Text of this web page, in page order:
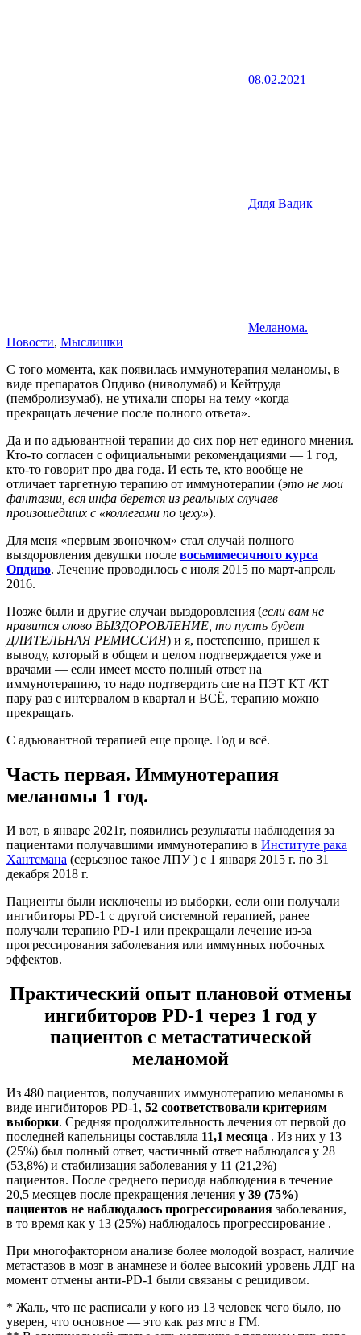
08.02.2021
Дядя Вадик
Меланома.
Новости, Мыслишки
С того момента, как появилась иммунотерапия меланомы, в
виде препаратов Опдиво (ниволумаб) и Кейтруда
(пембролизумаб), не утихали споры на тему «когда
прекращать лечение после полного ответа».
Да и по адъювантной терапии до сих пор нет единого мнения.
Кто-то согласен с официальными рекомендациями — 1 год,
кто-то говорит про два года. И есть те, кто вообще не
отличает таргетную терапию от иммунотерапии (это не мои
фантазии, вся инфа берется из реальных случаев
произошедших с «коллегами по цеху»).
Для меня «первым звоночком» стал случай полного
выздоровления девушки после восьмимесячного курса
Опдиво. Лечение проводилось с июля 2015 по март-апрель
2016.
Позже были и другие случаи выздоровления (если вам не
нравится слово ВЫЗДОРОВЛЕНИЕ, то пусть будет
ДЛИТЕЛЬНАЯ РЕМИССИЯ) и я, постепенно, пришел к
выводу, который в общем и целом подтверждается уже и
врачами — если имеет место полный ответ на
иммунотерапию, то надо подтвердить сие на ПЭТ КТ /КТ
пару раз с интервалом в квартал и ВСЁ, терапию можно
прекращать.
С адъювантной терапией еще проще. Год и всё.
Часть первая. Иммунотерапия
меланомы 1 год.
И вот, в январе 2021г, появились результаты наблюдения за
пациентами получавшими иммунотерапию в Институте рака
Хантсмана (серьезное такое ЛПУ ) с 1 января 2015 г. по 31
декабря 2018 г.
Пациенты были исключены из выборки, если они получали
ингибиторы PD-1 с другой системной терапией, ранее
получали терапию PD-1 или прекращали лечение из-за
прогрессирования заболевания или иммунных побочных
эффектов.
Практический опыт плановой отмены
ингибиторов PD-1 через 1 год у
пациентов с метастатической
меланомой
Из 480 пациентов, получавших иммунотерапию меланомы в
виде ингибиторов PD-1, 52 соответствовали критериям
выборки. Средняя продолжительность лечения от первой до
последней капельницы составляла 11,1 месяца . Из них у 13
(25%) был полный ответ, частичный ответ наблюдался у 28
(53,8%) и стабилизация заболевания у 11 (21,2%)
пациентов. После среднего периода наблюдения в течение
20,5 месяцев после прекращения лечения у 39 (75%)
пациентов не наблюдалось прогрессирования заболевания,
в то время как у 13 (25%) наблюдалось прогрессирование .
При многофакторном анализе более молодой возраст, наличие
метастазов в мозг в анамнезе и более высокий уровень ЛДГ на
момент отмены анти-PD-1 были связаны с рецидивом.
* Жаль, что не расписали у кого из 13 человек чего было, но
уверен, что основное — это как раз мтс в ГМ.